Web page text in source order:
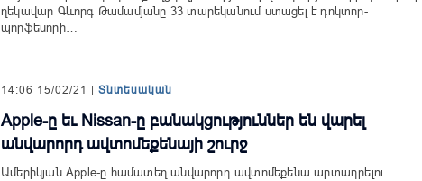
ղեկավար Գևորգ Թամամյանը 33 տարեկանում ստացել է դոկտոր-
պորֆեսորի…
14:06 15/02/21 | Տնտեսական
Apple-ը եւ Nissan-ը բանակցություններ են վարել
անվարորդ ավտոմեքենայի շուրջ
Ամերիկյան Apple-ը համատեղ անվարորդ ավտոմեքենա արտադրելու